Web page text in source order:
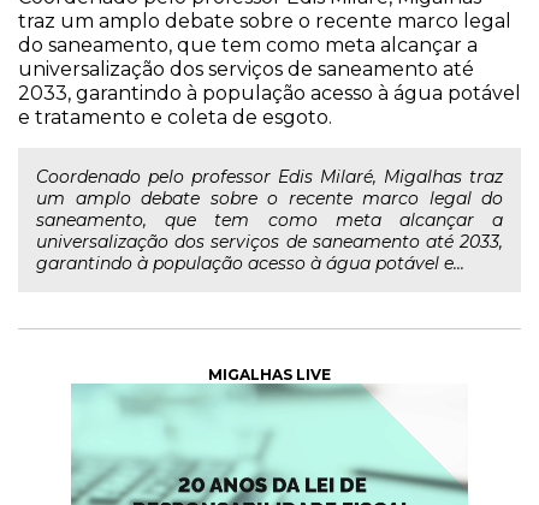
traz um amplo debate sobre o recente marco legal
do saneamento, que tem como meta alcançar a
universalização dos serviços de saneamento até
2033, garantindo à população acesso à água potável
e tratamento e coleta de esgoto.
Coordenado pelo professor Edis Milaré, Migalhas traz
um amplo debate sobre o recente marco legal do
saneamento, que tem como meta alcançar a
universalização dos serviços de saneamento até 2033,
garantindo à população acesso à água potável e...
MIGALHAS LIVE